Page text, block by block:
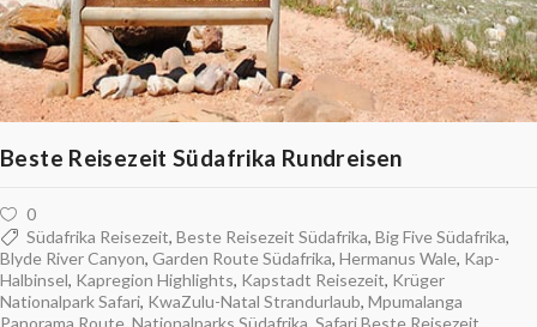
Beste Reisezeit Südafrika Rundreisen
0
Südafrika Reisezeit, Beste Reisezeit Südafrika, Big Five Südafrika,
Blyde River Canyon, Garden Route Südafrika, Hermanus Wale, Kap-
Halbinsel, Kapregion Highlights, Kapstadt Reisezeit, Krüger
Nationalpark Safari, KwaZulu-Natal Strandurlaub, Mpumalanga
Panorama Route, Nationalparks Südafrika, Safari Beste Reisezeit,